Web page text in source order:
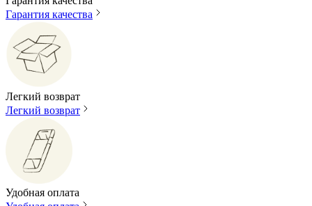
Гарантия качества
Легкий возврат
Легкий возврат
Удобная оплата